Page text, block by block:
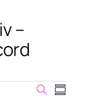
–
Søg